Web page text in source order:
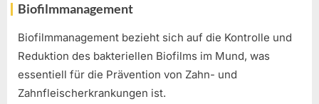
Biofilmmanagement
Biofilmmanagement bezieht sich auf die Kontrolle und
Reduktion des bakteriellen Biofilms im Mund, was
essentiell für die Prävention von Zahn- und
Zahnfleischerkrankungen ist.